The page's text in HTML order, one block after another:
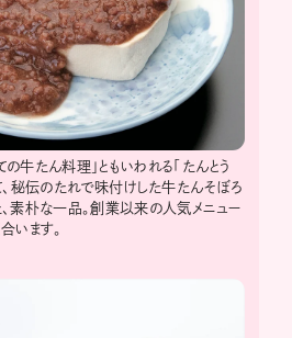
牛たん料理」ともいわれる「たんとう
、秘伝のたれで味付けした牛たんそぼろ
素朴な一品。創業以来の人気メニュー
います。